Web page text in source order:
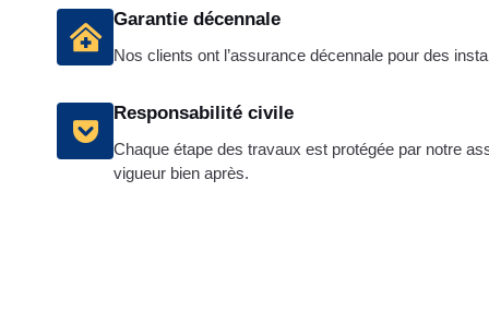
Garantie décennale
Nos clients ont l’assurance décennale pour des
Responsabilité civile
Chaque étape des travaux est protégée par notre
vigueur bien après.